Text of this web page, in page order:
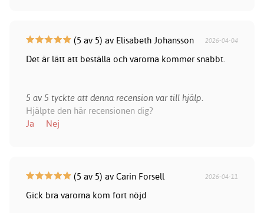
(5 av 5) av Elisabeth Johansson 2026-04-04
Det är lätt att beställa och varorna kommer snabbt.
5 av 5 tyckte att denna recension var till hjälp.
Hjälpte den här recensionen dig?
Ja
Nej
(5 av 5) av Carin Forsell 2026-04-11
Gick bra varorna kom fort nöjd